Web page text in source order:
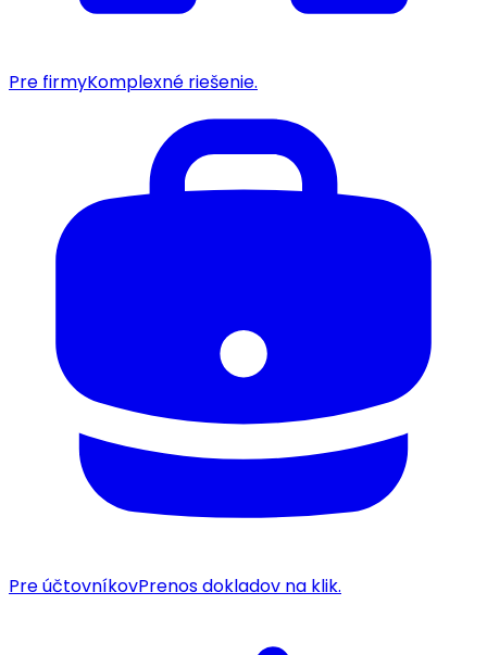
Pre firmyKomplexné riešenie.
Pre účtovníkovPrenos dokladov na klik.